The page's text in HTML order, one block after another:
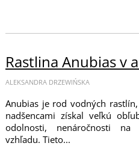
Rastlina Anubias v
ALEKSANDRA DRZEWIŃSKA
Anubias je rod vodných
nadšencami získal veľkú
odolnosti, nenáročnosti na
vzhľadu. Tieto...